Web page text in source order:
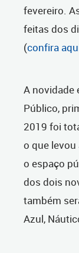
fevereiro.
feitas dos
(confira
A novidade
Público,
2019 foi
o que
o espaço
dos dois
também
Azul,